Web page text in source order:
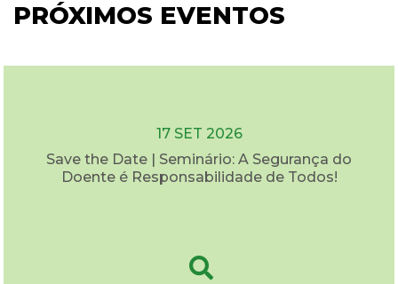
PRÓXIMOS EVENTOS
17 SET 2026
Save the Date | Seminário: A Segurança do
Doente é Responsabilidade de Todos!